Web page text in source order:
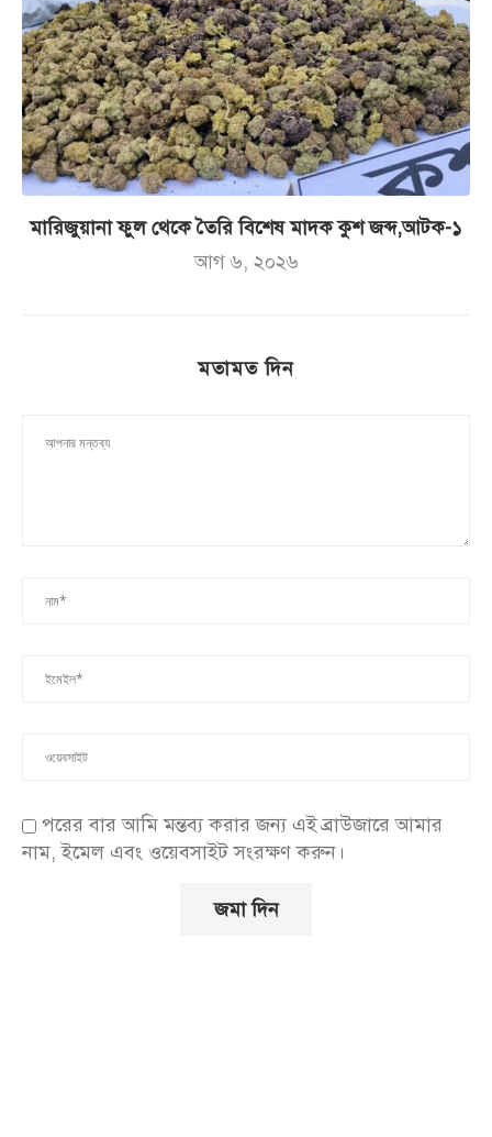
মারিজুয়ানা ফুল থেকে তৈরি বিশেষ মাদক কুশ জব্দ,আটক-১
আগ ৬, ২০২৬
মতামত দিন
পরের বার আমি মন্তব্য করার জন্য এই ব্রাউজারে আমার
নাম, ইমেল এবং ওয়েবসাইট সংরক্ষণ করুন।